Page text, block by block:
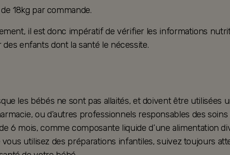
18kg par commande.
il est donc impératif de vérifier les informations
des enfants dont la santé le nécessite.
les bébés ne sont pas allaités, et doivent être utilisées
ou d’autres professionnels responsables des
mois, comme composante liquide d’une alimentation
utilisez des préparations infantiles, suivez toujours